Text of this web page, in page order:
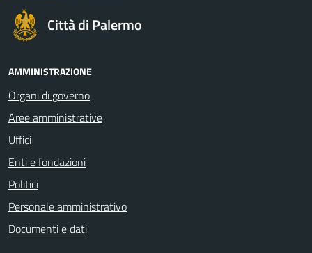
Città di Palermo
AMMINISTRAZIONE
Organi di governo
Aree amministrative
Uffici
Enti e fondazioni
Politici
Personale amministrativo
Documenti e dati